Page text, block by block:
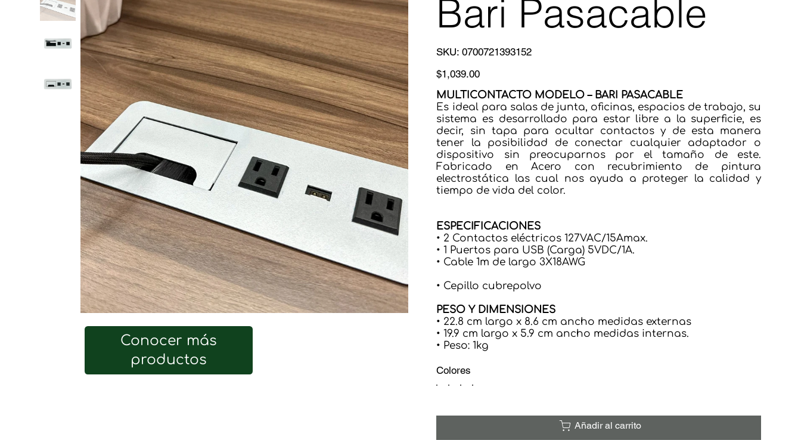
Bari Pasacable
SKU: SKU
0700721393152
0700721393152
Precio
$1,039.00
MULTICONTACTO MODELO – BARI PASACABLE
Es ideal para salas de junta, oficinas, espacios de trabajo, su
sistema es desarrollado para estar libre a la superficie, es
decir, sin tapa para ocultar contactos y de esta manera
tener la posibilidad de conectar cualquier adaptador o
dispositivo sin preocuparnos por el tamaño de este.
Fabricado en Acero con recubrimiento de pintura
electrostática las cual nos ayuda a proteger la calidad y
tiempo de vida del color.
ESPECIFICACIONES
• 2 Contactos eléctricos 127VAC/15Amax.
• 1 Puertos para USB (Carga) 5VDC/1A.
• Cable 1m de largo 3X18AWG
• Cepillo cubrepolvo
PESO Y DIMENSIONES
• 22.8 cm largo x 8.6 cm ancho medidas externas
• 19.9 cm largo x 5.9 cm ancho medidas internas.
• Peso: 1kg
Colores
Añadir al carrito
Conocer más
productos